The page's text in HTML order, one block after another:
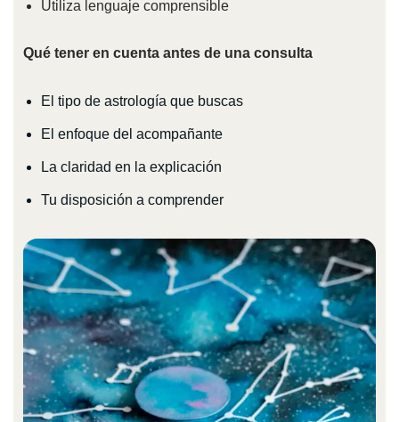
Utiliza lenguaje comprensible
Qué tener en cuenta antes de una consulta
El tipo de astrología que buscas
El enfoque del acompañante
La claridad en la explicación
Tu disposición a comprender